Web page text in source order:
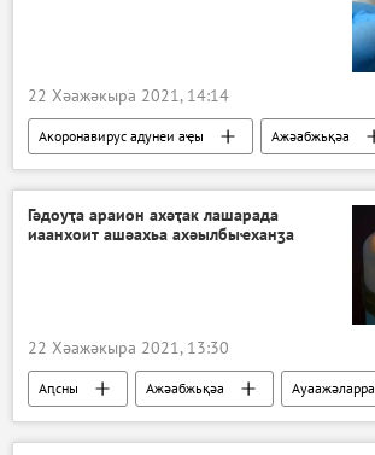
22 Хәажәкыра 2021, 14:14
Акоронавирус адунеи аҿы
Ажәабжьқәа
Ауаажәларра
Гәдоуҭа араион ахәҭак лашарада
иаанхоит ашәахьа ахәылбыҽханӡа
22 Хәажәкыра 2021, 13:30
Аԥсны Ажәабжьқәа
Ауаажәларра
Аԥсны аенергетика апроблемақәа